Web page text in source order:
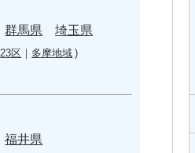
群馬県
埼玉県
23区 ｜ 多摩地域 )
福井県